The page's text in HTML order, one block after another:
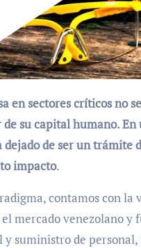
su capital humano.
de ser un trámite
impacto.
contamos con la
mercado venezolano y
suministro de personal,